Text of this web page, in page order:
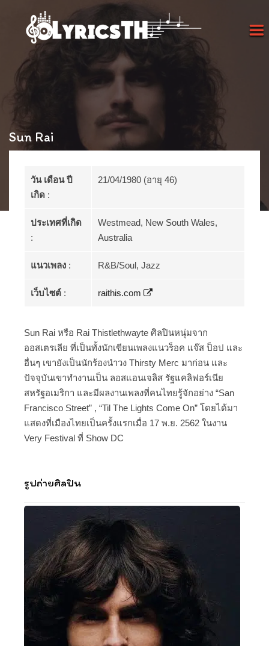
Sun Rai
วัน เดือน ปี
เกิด :
21/04/1980 (อายุ 46)
ประเทศที่เกิด
:
Westmead, New South Wales,
Australia
แนวเพลง : R&B/Soul, Jazz
เว็บไซต์ : raithis.com
Sun Rai หรือ Rai Thistlethwayte ศิลปินหนุ่มจาก
ออสเตรเลีย ที่เป็นทั้งนักเขียนเพลงแนวร็อค แจ๊ส ป็อป และ
อื่นๆ เขายังเป็นนักร้องนำวง Thirsty Merc มาก่อน และ
ปัจจุบันเขาทำงานเป็น ลอสแอนเจลิส รัฐแคลิฟอร์เนีย
สหรัฐอเมริกา และมีผลงานเพลงที่คนไทยรู้จักอย่าง “San
Francisco Street” , “Til The Lights Come On” โดยได้มา
แสดงที่เมืองไทยเป็นครั้งแรกเมื่อ 17 พ.ย. 2562 ในงาน
Very Festival ที่ Show DC
รูปถ่ายศิลปิน